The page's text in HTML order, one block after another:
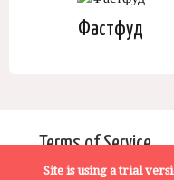
Фастфуд
Terms of Service
Site is using a trial